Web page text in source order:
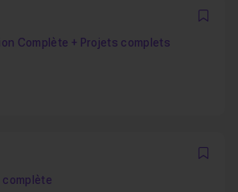
Complète + Projets complets
complète